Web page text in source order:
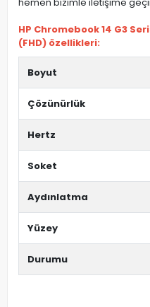
HP Chromebook 14 G3
(FHD) özellikleri:
Boyut
Çözünürlük
Hertz
Soket
Aydınlatma
Yüzey
Durumu